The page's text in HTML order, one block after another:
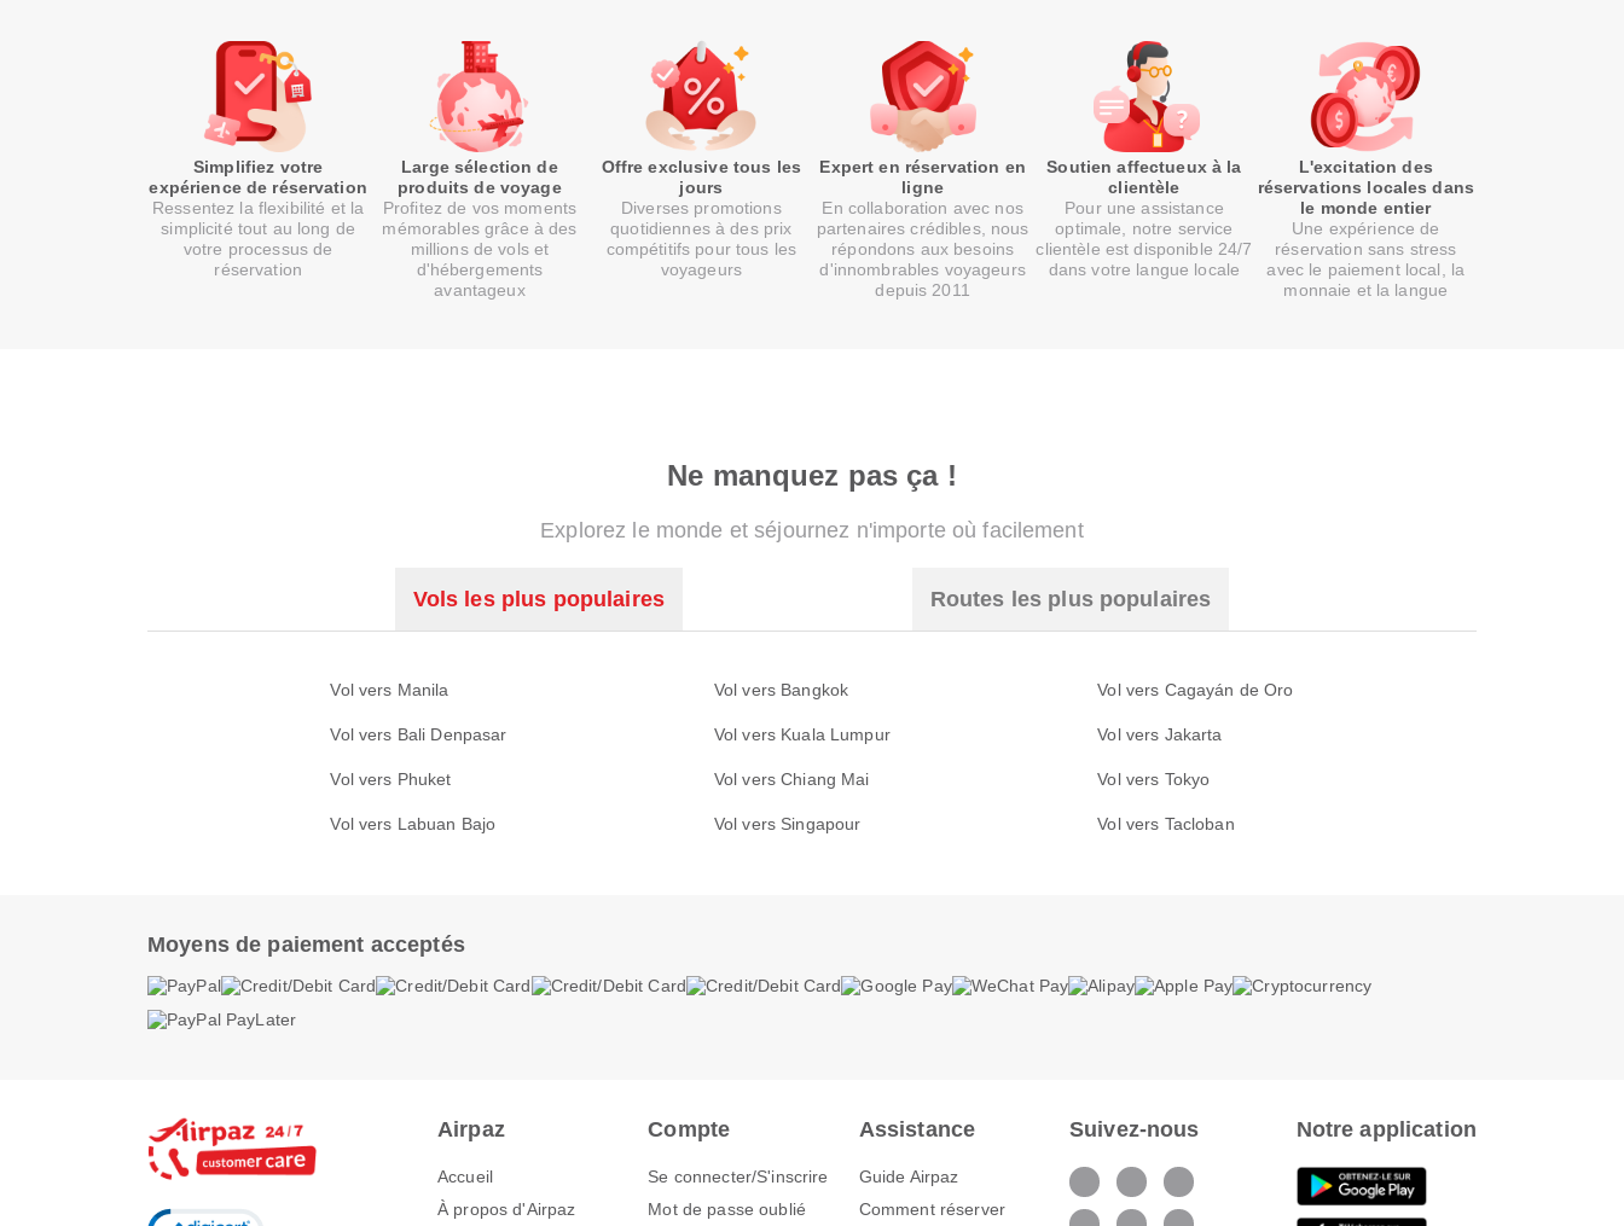
Simplifiez votre
expérience de réservation
Ressentez la flexibilité et la
simplicité tout au long de
votre processus de
réservation
Large sélection de
produits de voyage
Profitez de vos moments
mémorables grâce à des
millions de vols et
d'hébergements
avantageux
Offre exclusive tous les
jours
Diverses promotions
quotidiennes à des prix
compétitifs pour tous les
voyageurs
Expert en réservation en
ligne
En collaboration avec nos
partenaires crédibles, nous
répondons aux besoins
d'innombrables voyageurs
depuis 2011
Soutien affectueux à la
clientèle
Pour une assistance
optimale, notre service
clientèle est disponible 24/7
dans votre langue locale
L'excitation des
réservations locales dans
le monde entier
Une expérience de
réservation sans stress
avec le paiement local, la
monnaie et la langue
Ne manquez pas ça !
Explorez le monde et séjournez n'importe où facilement
Vols les plus populaires Routes les plus populaires
Vol vers Manila Vol vers Bangkok Vol vers Cagayán de Oro
Vol vers Bali Denpasar Vol vers Kuala Lumpur Vol vers Jakarta
Vol vers Phuket Vol vers Chiang Mai Vol vers Tokyo
Vol vers Labuan Bajo Vol vers Singapour Vol vers Tacloban
Moyens de paiement acceptés
Airpaz
Accueil
À propos d'Airpaz
Compte
Se connecter/S'inscrire
Mot de passe oublié
Assistance
Guide Airpaz
Comment réserver
Suivez-nous Notre application